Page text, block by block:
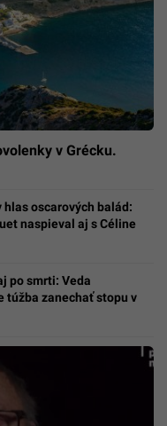
v Grécku.
oscarových balád:
naspieval aj s Céline
po smrti: Veda
túžba zanechať stopu v